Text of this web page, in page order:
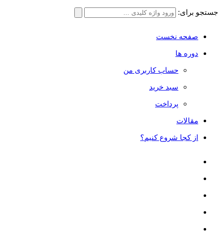
جستجو برای:
صفحه نخست
دوره ها
حساب کاربری من
سبد خرید
پرداخت
مقالات
از کجا شروع کنیم؟